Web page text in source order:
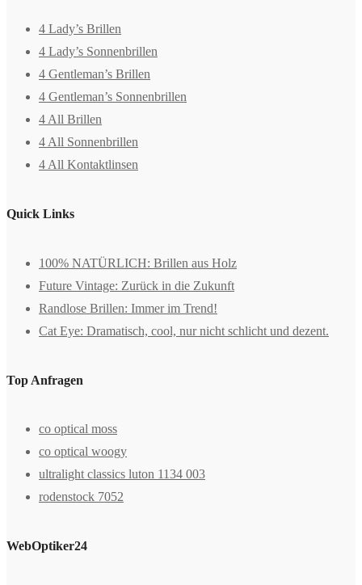
4 Lady’s Brillen
4 Lady’s Sonnenbrillen
4 Gentleman’s Brillen
4 Gentleman’s Sonnenbrillen
4 All Brillen
4 All Sonnenbrillen
4 All Kontaktlinsen
Quick Links
100% NATÜRLICH: Brillen aus Holz
Future Vintage: Zurück in die Zukunft
Randlose Brillen: Immer im Trend!
Cat Eye: Dramatisch, cool, nur nicht schlicht und dezent.
Top Anfragen
co optical moss
co optical woogy
ultralight classics luton 1134 003
rodenstock 7052
WebOptiker24